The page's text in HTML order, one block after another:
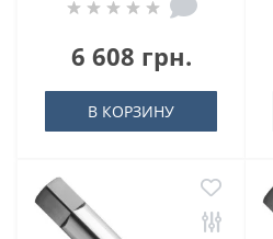
6 608 грн.
В КОРЗИНУ